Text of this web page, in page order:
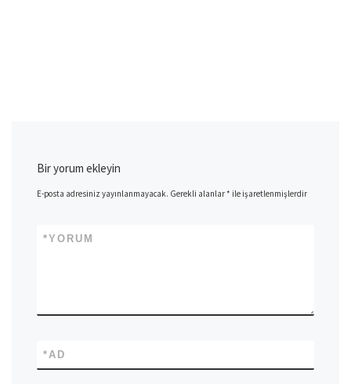
Bir yorum ekleyin
E-posta adresiniz yayınlanmayacak. Gerekli alanlar* ile işaretlenmişlerdir
YORUM
*
AD
*